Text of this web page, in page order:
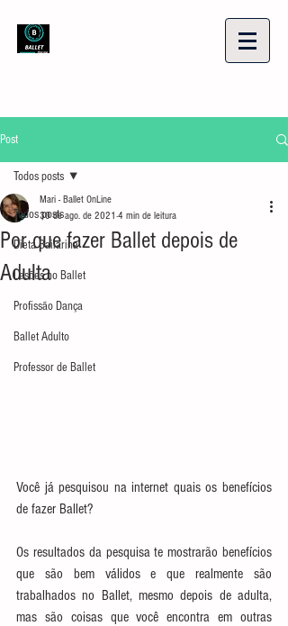
Post
Todos posts
Dieta Bailarina
Lesões no Ballet
Profissão Dança
Ballet Adulto
Professor de Ballet
Todos posts
Por que fazer Ballet depois de
Adulta
Mari - Ballet OnLine
30 de ago. de 2021 4 min de leitura
Você já pesquisou na internet quais os benefícios
de fazer Ballet?
Os resultados da pesquisa te mostrarão benefícios
que são bem válidos e que realmente são
trabalhados no Ballet, mesmo depois de adulta,
mas são coisas que você encontra em outras